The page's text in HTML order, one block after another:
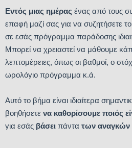
Εντός μιας ημέρας ένας από τους
επαφή μαζί σας για να συζητήσετε
σε εσάς πρόγραμμα παράδοσης
Μπορεί να χρειαστεί να μάθουμε
λεπτομέρειες, όπως οι βαθμοί, ο
ωρολόγιο πρόγραμμα κ.ά.
Αυτό το βήμα είναι ιδιαίτερα
βοηθήσετε να καθορίσουμε ποιός
για εσάς βάσει πάντα των αναγκών